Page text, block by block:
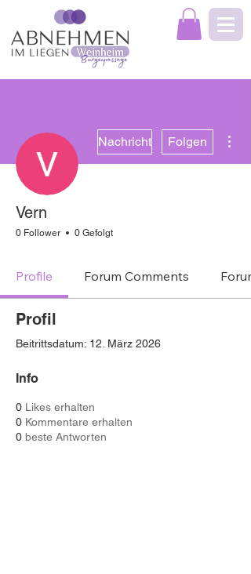
Nachricht Folgen
Vern
0 Follower 0 Gefolgt
Profile Forum Comments
Profil
Beitrittsdatum: 12. März 2026
Info
0 Likes erhalten
0 Kommentare erhalten
0 beste Antworten